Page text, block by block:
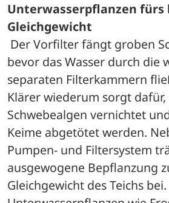
Unterwasserpflanzen fürs
Gleichgewicht
Der Vorfilter fängt groben
bevor das Wasser durch die
separaten Filterkammern
Klärer wiederum sorgt
Schwebealgen vernichtet
Keime abgetötet werden.
Pumpen- und Filtersystem
ausgewogene Bepflanzung
Gleichgewicht des Teichs bei.